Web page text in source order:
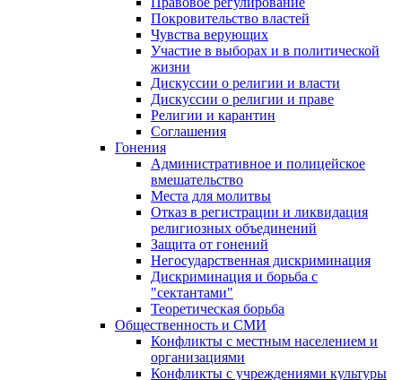
Покровительство властей
Чувства верующих
Участие в выборах и в политической
жизни
Дискуссии о религии и власти
Дискуссии о религии и праве
Религии и карантин
Соглашения
Гонения
Административное и полицейское
вмешательство
Места для молитвы
Отказ в регистрации и ликвидация
религиозных объединений
Защита от гонений
Негосударственная дискриминация
Дискриминация и борьба с
"сектантами"
Теоретическая борьба
Общественность и СМИ
Конфликты с местным населением и
организациями
Конфликты с учреждениями культуры